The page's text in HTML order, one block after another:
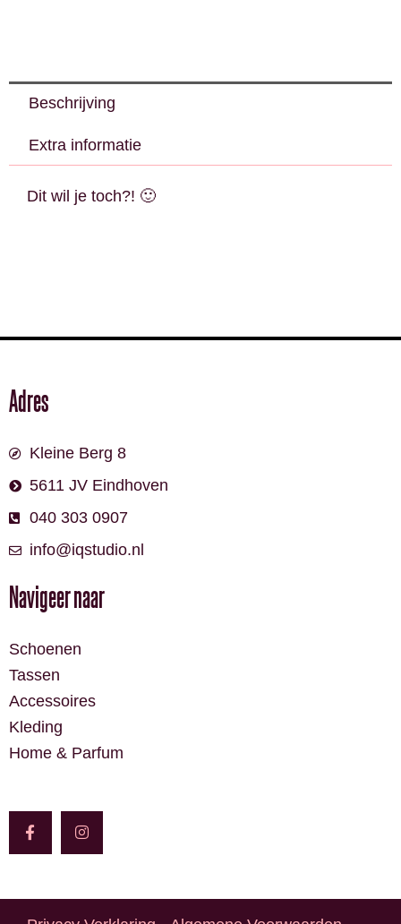
Beschrijving
Extra informatie
Dit wil je toch?! 🙂
Adres
Kleine Berg 8
5611 JV Eindhoven
040 303 0907
info@iqstudio.nl
Navigeer naar
Schoenen
Tassen
Accessoires
Kleding
Home & Parfum
c
e
b
k
s
t
a
a